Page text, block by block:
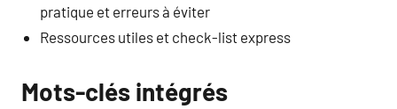
pratique et erreurs à éviter
Ressources utiles et check-list express
Mots-clés intégrés